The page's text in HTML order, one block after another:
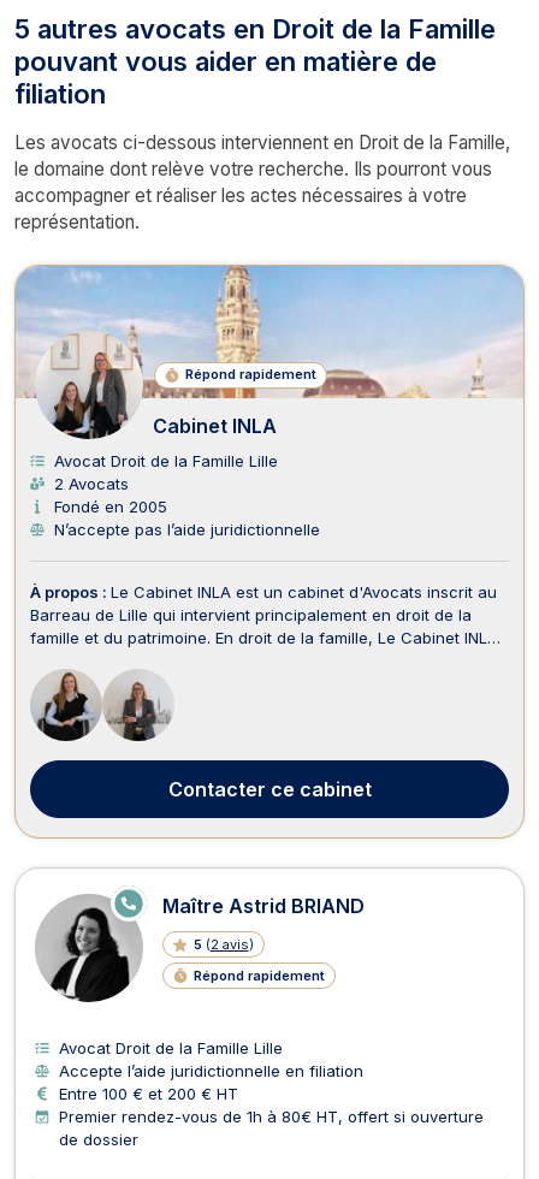
5 autres avocats en Droit de la Famille
pouvant vous aider en matière de
filiation
Les avocats ci-dessous interviennent en Droit de la Famille,
le domaine dont relève votre recherche. Ils pourront vous
accompagner et réaliser les actes nécessaires à votre
représentation.
Répond rapidement
Cabinet INLA
Avocat Droit de la Famille Lille
2 Avocats
Fondé en 2005
N’accepte pas l’aide juridictionnelle
À propos : Le Cabinet INLA est un cabinet d'Avocats inscrit au
Barreau de Lille qui intervient principalement en droit de la
famille et du patrimoine. En droit de la famille, Le Cabinet INLA
conventions de divorce par consentement mutuel ou vous
représente dans le cadre des procédures...
Contacter ce cabinet
Maître Astrid BRIAND
5 (2 avis)
Répond rapidement
E
N
N
E
Avocat Droit de la Famille Lille
Accepte l’aide juridictionnelle en filiation
Entre 100 € et 200 € HT
Premier rendez-vous de 1h à 80€ HT, offert si ouverture
de dossier